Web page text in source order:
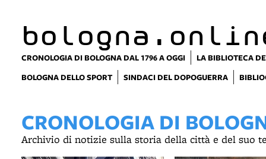
CRONOLOGIA DI BOLOGNA DAL 1796 A OGGI LA BIBLIOTECA
BOLOGNA DELLO SPORT
SINDACI DEL DOPOGUERRA
CRONOLOGIA DI
Archivio di notizie sulla storia della città e del suo